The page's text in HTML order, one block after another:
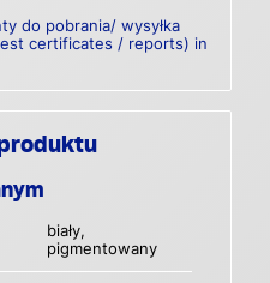
do pobrania/ wysyłka
certificates / reports) in
biały,
pigmentowany